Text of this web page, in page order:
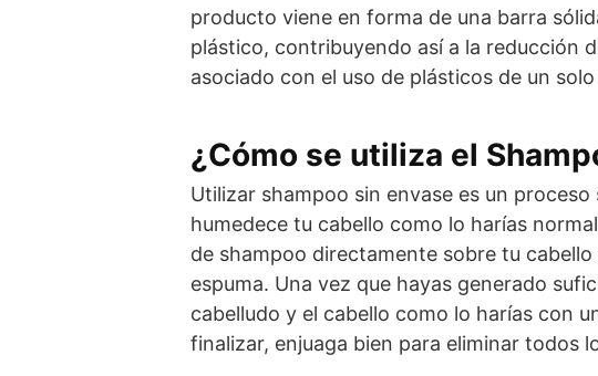
producto viene en forma de una barra
plástico, contribuyendo así a la reducción
asociado con el uso de plásticos de un solo
¿Cómo se utiliza el
Utilizar shampoo sin envase es un
humedece tu cabello como lo harías
de shampoo directamente sobre tu
espuma. Una vez que hayas generado
cabelludo y el cabello como lo harías con
finalizar, enjuaga bien para eliminar todos